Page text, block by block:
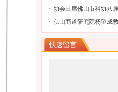
技与金融结合专项申报
训会的通知
级科技型企业孵化器推
协会出席佛山市科协八
大）会议
佛山商道研究院杨望成
山市科技金融协会调研
快速留言